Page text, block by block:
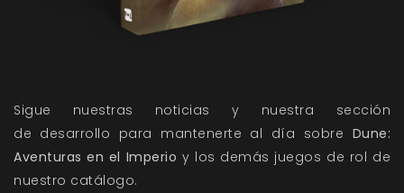
Sigue nuestras noticias y nuestra sección
de desarrollo para mantenerte al día sobre Dune:
Aventuras en el Imperio y los demás juegos de rol de
nuestro catálogo.